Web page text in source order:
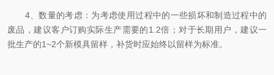
4、数量的考虑：为考虑使用过程中的一些损坏和制造过程中的
废品，建议客户订购实际生产需要的1.2倍；对于长期用户，建议一
批生产的1~2个新模具留样，补货时应始终以留样为标准。